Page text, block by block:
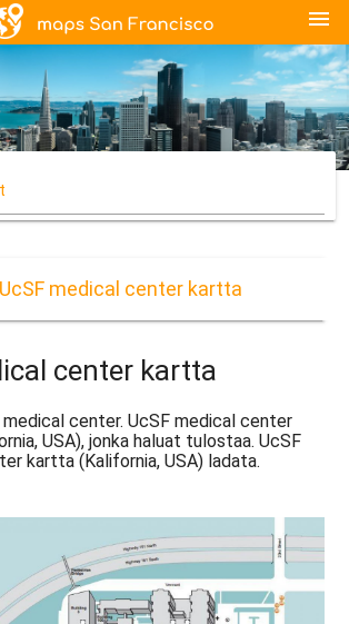
menu
UcSF medical center kartta
center kartta
center. UcSF medical center
USA), jonka haluat tulostaa. UcSF
kartta (Kalifornia, USA) ladata.